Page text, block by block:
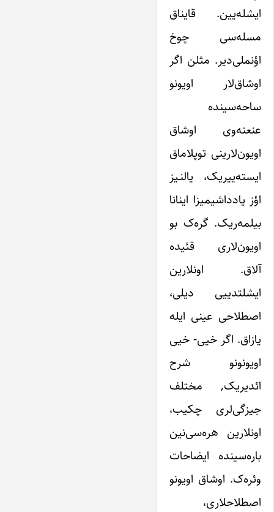
ایشله‌یین. قایناق
مسله‌سی چوخ
اؤنملی‌دیر. مثلن اگر
اوشاق‌لار اویونو
ساحه‌سینده
عنعنه‌وی اوشاق
اویون‌لارینی توپلاماق
ایسته‌ییریک، یالنـیز
اؤز یادداشیمیزا اینانا
بیلمه‌ریک. گره‌ک بو
اویون‌لاری قئیده
آلاق. اونلارین
ایشلتدییی دیلی،
اصطلاحی عینی ایله
یازاق. اگر خیی- خیی
اویونونو شرح
ائدیریک, مختلف
جیزگی‌لری چکیب،
اونلارین هره‌سی‌نین
باره‌سینده ایضاحات
وئره‌ک. اوشاق اویونو
اصطلاحلاری،